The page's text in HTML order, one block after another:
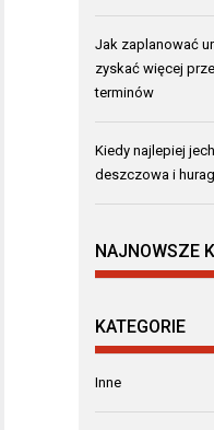
Jak zaplanować
zyskać więcej
terminów
Kiedy najlepiej
deszczowa i
NAJNOWSZE
KATEGORIE
Inne